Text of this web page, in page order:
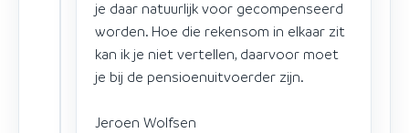
je daar natuurlijk voor gecompenseerd
worden. Hoe die rekensom in elkaar zit
kan ik je niet vertellen, daarvoor moet
je bij de pensioenuitvoerder zijn.
Jeroen Wolfsen